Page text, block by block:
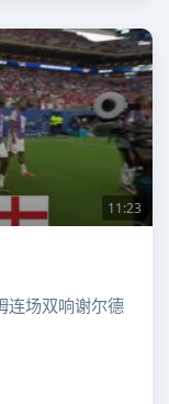
11:23
连场双响谢尔德